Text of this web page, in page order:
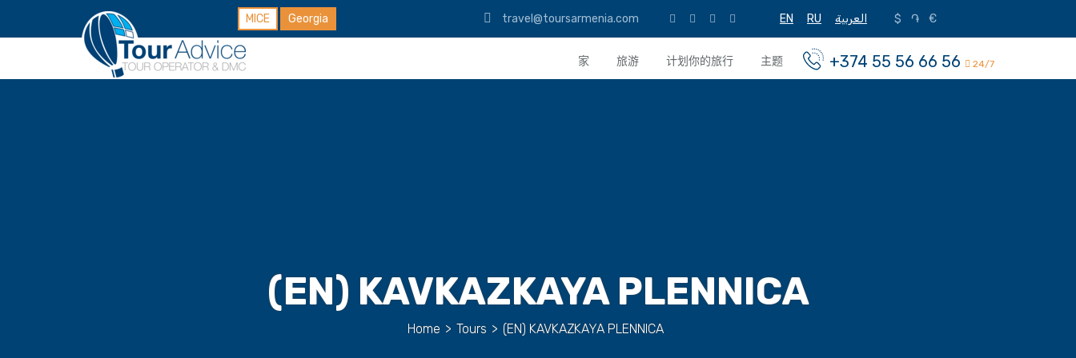
MICE Georgia EN RU العربية $ ֏ €
travel@toursarmenia.com
+374 55 56 66 56 24/7
家 旅游 计划你的旅行 主题
(EN) KAVKAZKAYA PLENNICA
Home > Tours > (EN) KAVKAZKAYA PLENNICA